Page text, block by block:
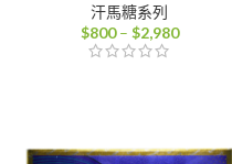
汗馬糖系列
$800 – $2,980價
$2,980